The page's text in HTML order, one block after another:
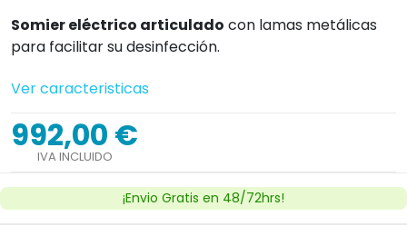
Somier eléctrico articulado con lamas metálicas
para facilitar su desinfección.
Ver caracteristicas
992,00 €
IVA INCLUIDO
¡Envio Gratis en 48/72hrs!